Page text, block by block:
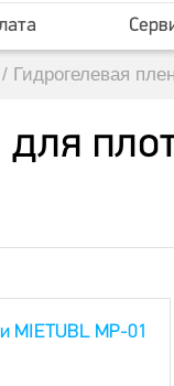
/ Гидрогелевая